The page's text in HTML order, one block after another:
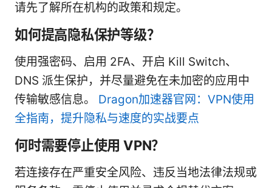
请先了解所在机构的政策和规定。
如何提高隐私保护等级？
使用强密码、启用 2FA、开启 Kill Switch、
DNS 派生保护，并尽量避免在未加密的应用中
传输敏感信息。 Dragon加速器官网：VPN使用
全指南，提升隐私与速度的实战要点
何时需要停止使用 VPN？
若连接存在严重安全风险、违反当地法律法规或